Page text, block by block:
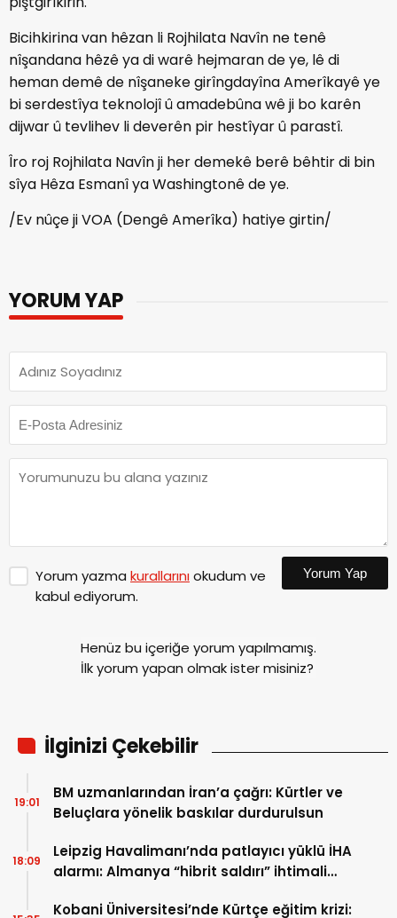
Bicihkirina van hêzan li Rojhilata Navîn ne tenê
nîşandana hêzê ya di warê hejmaran de ye, lê di
heman demê de nîşaneke girîngdayîna Amerîkayê ye
bi serdestîya teknolojî û amadebûna wê ji bo karên
dijwar û tevlihev li deverên pir hestîyar û parastî.
Îro roj Rojhilata Navîn ji her demekê berê bêhtir di bin
sîya Hêza Esmanî ya Washingtonê de ye.
/Ev nûçe ji VOA (Dengê Amerîka) hatiye girtin/
YORUM YAP
Yorum yazma kurallarınıokudum ve
kabul ediyorum.
Yorum Yap
Henüz bu içeriğe yorum yapılmamış.
İlk yorum yapan olmak ister misiniz?
İlginizi Çekebilir
BM uzmanlarından İran’a çağrı: Kürtler ve
Beluçlara yönelik baskılar durdurulsun
19:01
Leipzig Havalimanı’nda patlayıcı yüklü İHA
alarmı: Almanya “hibrit saldırı” ihtimali
18:09
Kobani Üniversitesi’nde Kürtçe eğitim krizi: